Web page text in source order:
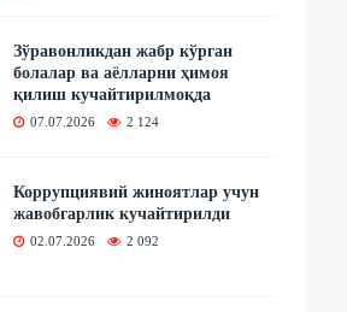
Зўравонликдан жабр кўрган
болалар ва аёлларни ҳимоя
қилиш кучайтирилмоқда
07.07.2026 2 124
Коррупциявий жиноятлар учун
жавобгарлик кучайтирилди
02.07.2026 2 092